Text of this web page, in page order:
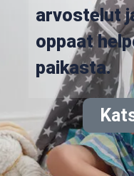
arvostelut
oppaat
paikasta.